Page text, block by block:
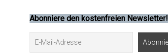
Abonniere den kostenfreien Newsletter!